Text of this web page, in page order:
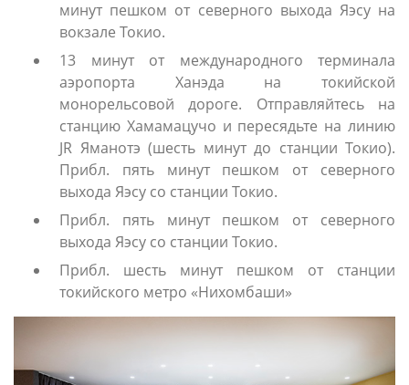
минут пешком от северного выхода Яэсу на
вокзале Токио.
13 минут от международного терминала
аэропорта Ханэда на токийской
монорельсовой дороге. Отправляйтесь на
станцию ​​Хамамацучо и пересядьте на линию
JR Яманотэ (шесть минут до станции Токио).
Прибл. пять минут пешком от северного
выхода Яэсу со станции Токио.
Прибл. пять минут пешком от северного
выхода Яэсу со станции Токио.
Прибл. шесть минут пешком от станции
токийского метро «Нихомбаши»